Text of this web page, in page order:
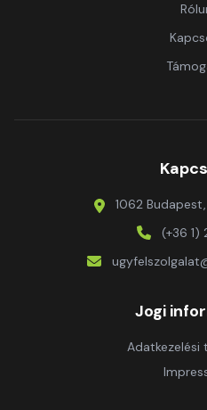
1062 Budapest,
(+36 1)
Jogi
Adatkezelési